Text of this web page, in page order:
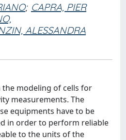
; CAPRA, PIER
ALESSANDRA
the modeling of cells for
measurements. The
equipments have to be
in order to perform reliable
to the units of the